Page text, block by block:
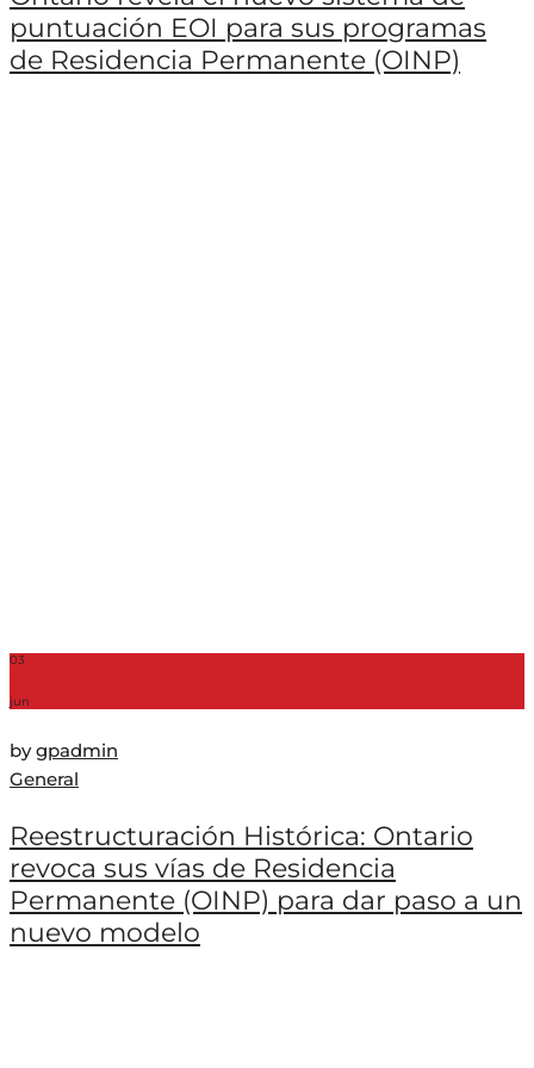
puntuación EOI para sus programas
de Residencia Permanente (OINP)
03
jun
bygpadmin
General
Reestructuración Histórica: Ontario
revoca sus vías de Residencia
Permanente (OINP) para dar paso a un
nuevo modelo